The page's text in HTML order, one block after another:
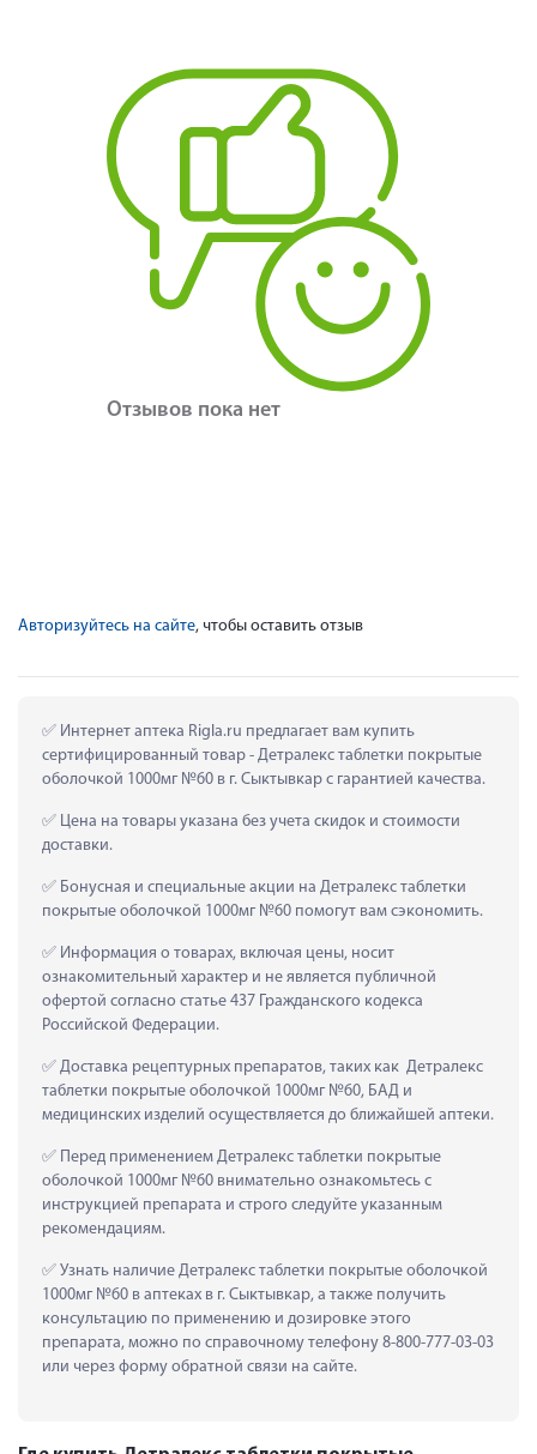
Отзывов пока нет
Авторизуйтесь на сайте, чтобы оставить отзыв
Интернет аптека Rigla.ru предлагает вам купить
сертифицированный товар - Детралекс таблетки покрытые
оболочкой 1000мг №60 в г. Сыктывкар с гарантией качества.
Цена на товары указана без учета скидок и стоимости
доставки.
Бонусная и специальные акции на Детралекс таблетки
покрытые оболочкой 1000мг №60 помогут вам сэкономить.
Информация о товарах, включая цены, носит
ознакомительный характер и не является публичной
офертой согласно статье 437 Гражданского кодекса
Российской Федерации.
Доставка рецептурных препаратов, таких как  Детралекс
таблетки покрытые оболочкой 1000мг №60, БАД и
медицинских изделий осуществляется до ближайшей аптеки.
Перед применением Детралекс таблетки покрытые
оболочкой 1000мг №60 внимательно ознакомьтесь с
инструкцией препарата и строго следуйте указанным
рекомендациям.
Узнать наличие Детралекс таблетки покрытые оболочкой
1000мг №60 в аптеках в г. Сыктывкар, а также получить
консультацию по применению и дозировке этого
препарата, можно по справочному телефону 8-800-777-03-03
или через форму обратной связи на сайте.